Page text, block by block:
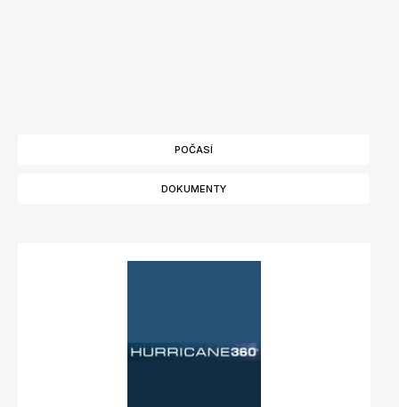
POČASÍ
DOKUMENTY